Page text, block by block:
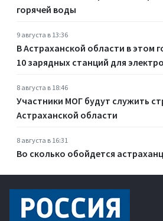
горячей воды
9 августа в 13:36
В Астраханской области в этом
10 зарядных станций для
8 августа в 18:46
Участники МОГ будут служить
Астраханской области
8 августа в 16:31
Во сколько обойдется